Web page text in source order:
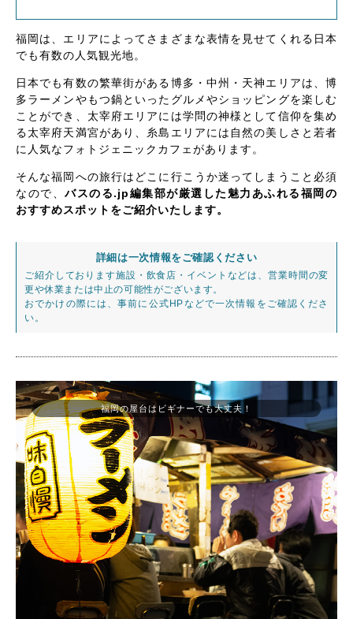
福岡は、エリアによってさまざまな表情を見せてくれる日本
でも有数の人気観光地。
日本でも有数の繁華街がある博多・中州・天神エリアは、博
多ラーメンやもつ鍋といったグルメやショッピングを楽しむ
ことができ、太宰府エリアには学問の神様として信仰を集め
る太宰府天満宮があり、糸島エリアには自然の美しさと若者
に人気なフォトジェニックカフェがあります。
そんな福岡への旅行はどこに行こうか迷ってしまうこと必須
なので、バスのる.jp編集部が厳選した魅力あふれる福岡の
おすすめスポットをご紹介いたします。
詳細は一次情報をご確認ください
ご紹介しております施設・飲食店・イベントなどは、営業時間の変
更や休業または中止の可能性がございます。
おでかけの際には、事前に公式HPなどで一次情報をご確認くださ
い。
福岡の屋台はビギナーでも大丈夫！